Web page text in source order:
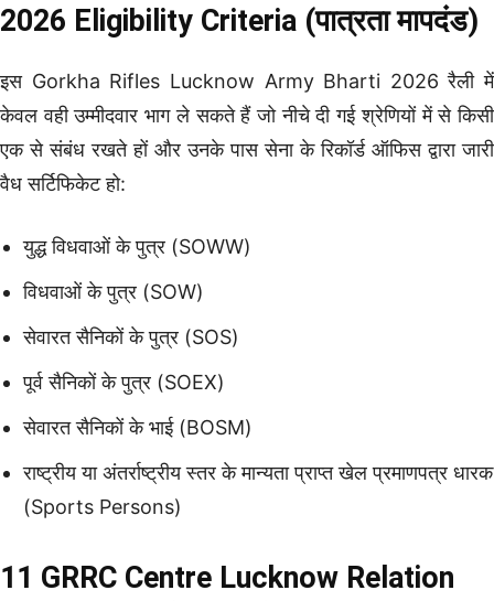
2026 Eligibility Criteria (पात्रता मापदंड)
इस Gorkha Rifles Lucknow Army Bharti 2026 रैली में
केवल वही उम्मीदवार भाग ले सकते हैं जो नीचे दी गई श्रेणियों में से किसी
एक से संबंध रखते हों और उनके पास सेना के रिकॉर्ड ऑफिस द्वारा जारी
वैध सर्टिफिकेट हो:
युद्ध विधवाओं के पुत्र (SOWW)
विधवाओं के पुत्र (SOW)
सेवारत सैनिकों के पुत्र (SOS)
पूर्व सैनिकों के पुत्र (SOEX)
सेवारत सैनिकों के भाई (BOSM)
राष्ट्रीय या अंतर्राष्ट्रीय स्तर के मान्यता प्राप्त खेल प्रमाणपत्र धारक
(Sports Persons)
11 GRRC Centre Lucknow Relation